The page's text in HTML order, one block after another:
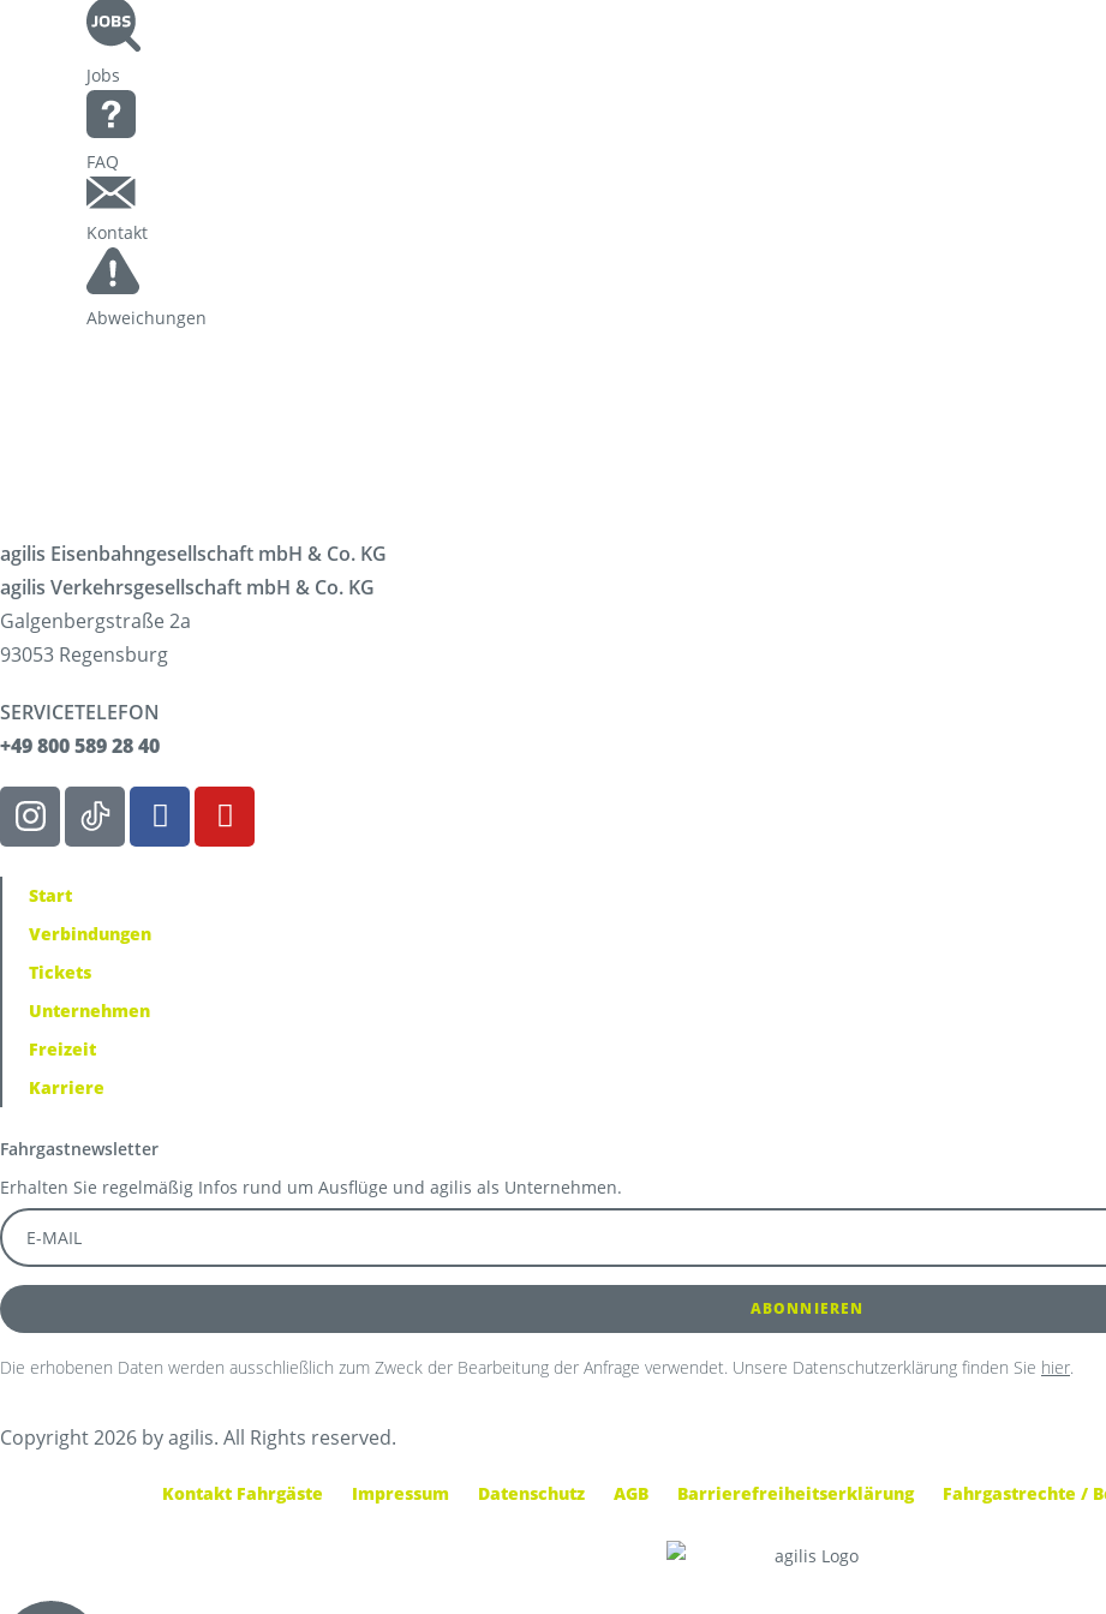
Korridorsanierung
Baumaßnahmen_RVOF
Jobs
FAQ
Kontakt
Abweichungen
agilis Eisenbahngesellschaft mbH & Co. KG
agilis Verkehrsgesellschaft mbH & Co. KG
Galgenbergstraße 2a
93053 Regensburg
SERVICETELEFON
+49 800 589 28 40
Start
Verbindungen
Tickets
Unternehmen
Freizeit
Karriere
Fahrgastnewsletter
Erhalten Sie regelmäßig Infos rund um Ausflüge und agilis als Unternehmen.
Die erhobenen Daten werden ausschließlich zum Zweck der Bearbeitung der Anfrage verwendet. Unsere Datenschutzerklärung finden Sie hier.
Copyright 2026 by agilis. All Rights reserved.
Kontakt Fahrgäste Impressum Datenschutz AGB Barrierefreiheitserklärung Fahrgastrechte /